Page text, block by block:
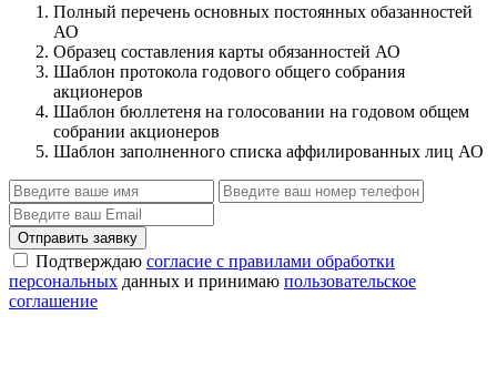
Полный перечень основных постоянных обазанностей
АО
Образец составления карты обязанностей АО
Шаблон протокола годового общего собрания
акционеров
Шаблон бюллетеня на голосовании на годовом общем
собрании акционеров
Шаблон заполненного списка аффилированных лиц АО
Отправить заявку
Подтверждаю согласие с правилами обработки
персональных данных и принимаю пользовательское
соглашение